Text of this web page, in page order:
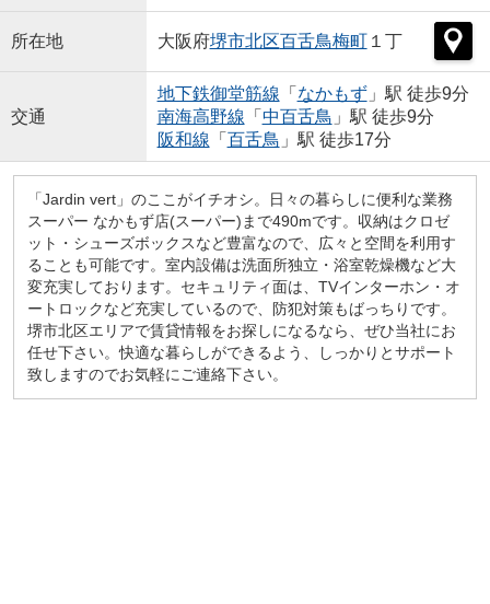
所在地 大阪府堺市北区百舌鳥梅町１丁
交通
地下鉄御堂筋線 「 なかもず」駅 徒歩9分
南海高野線 「 中百舌鳥 」駅 徒歩9分
阪和線 「 百舌鳥 」駅 徒歩17分
「Jardin vert」のここがイチオシ。日々の暮らしに便利な業務
スーパー なかもず店(スーパー)まで490mです。収納はクロゼ
ット・シューズボックスなど豊富なので、広々と空間を利用す
ることも可能です。室内設備は洗面所独立・浴室乾燥機など大
変充実しております。セキュリティ面は、TVインターホン・オ
ートロックなど充実しているので、防犯対策もばっちりです。
堺市北区エリアで賃貸情報をお探しになるなら、ぜひ当社にお
任せ下さい。快適な暮らしができるよう、しっかりとサポート
致しますのでお気軽にご連絡下さい。